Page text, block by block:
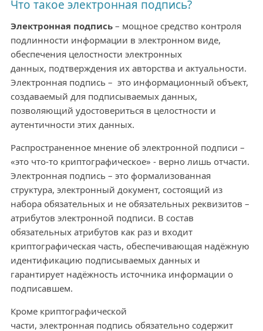
Что такое электронная подпись?
Электронная подпись– мощное средство контроля
подлинности информации в электронном виде,
обеспечения целостности электронных
данных, подтверждения их авторства и актуальности.
Электронная подпись – это информационный объект,
создаваемый для подписываемых данных,
позволяющий удостовериться в целостности и
аутентичности этих данных.
Распространенное мнение об электронной подписи –
«это что-то криптографическое» - верно лишь отчасти.
Электронная подпись – это формализованная
структура, электронный документ, состоящий из
набора обязательных и не обязательных реквизитов –
атрибутов электронной подписи. В состав
обязательных атрибутов как раз и входит
криптографическая часть, обеспечивающая надёжную
идентификацию подписываемых данных и
гарантирует надёжность источника информации о
подписавшем.
Кроме криптографической
части, электронная подпись обязательно содержит